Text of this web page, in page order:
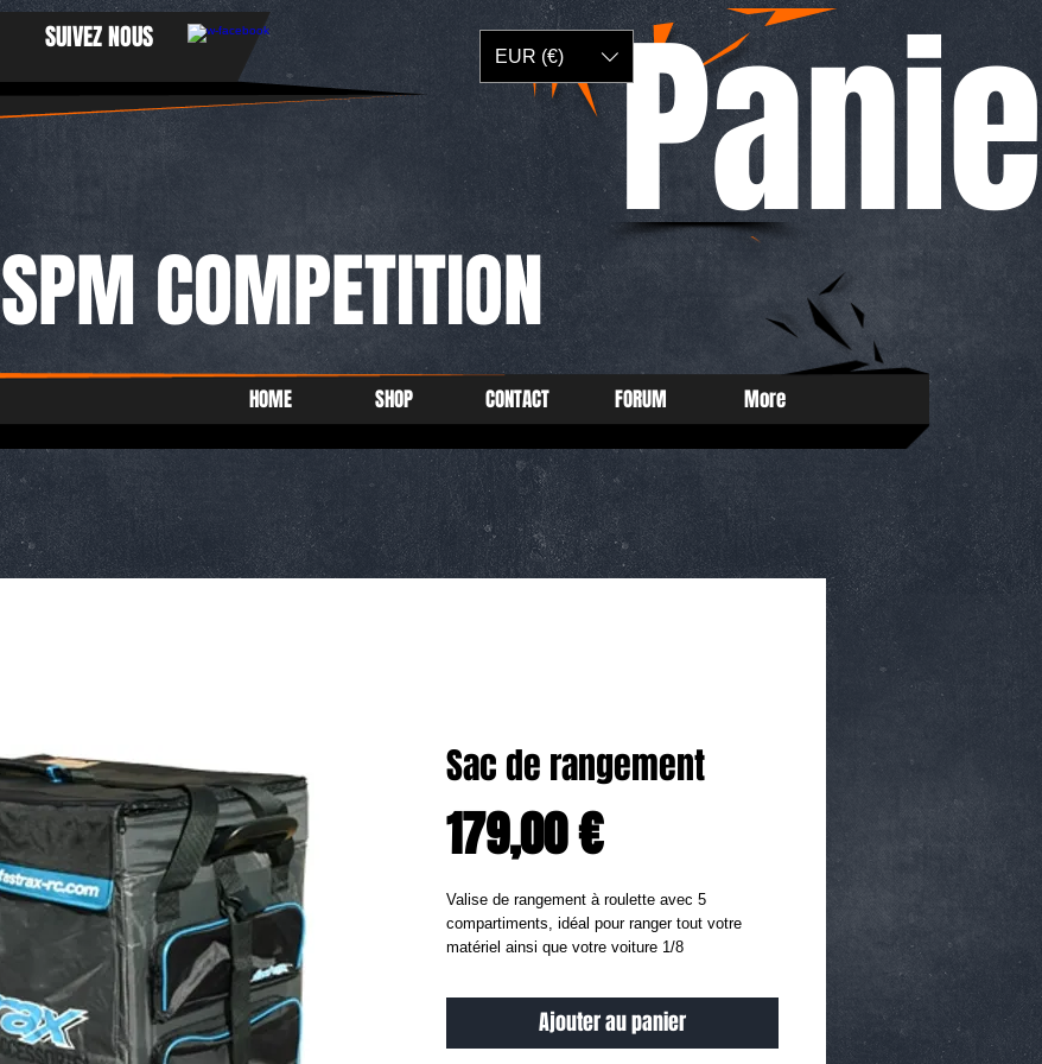
HOME SHOP CONTACT FORUM More
SPM COMPETITION
SUIVEZ NOUS
EUR (€)
Sac de rangement
179,00 €Prix
Valise de rangement à roulette avec 5
compartiments, idéal pour ranger tout votre
matériel ainsi que votre voiture 1/8
Ajouter au panier